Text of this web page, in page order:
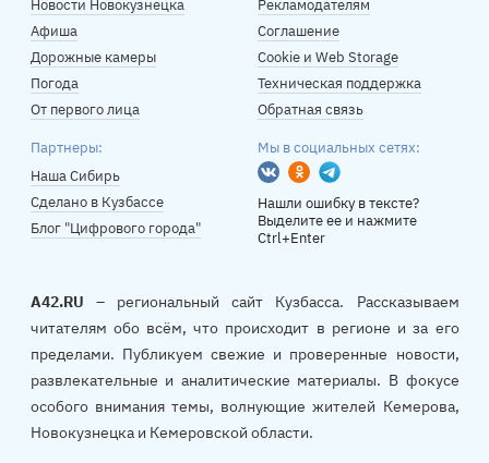
Новости Новокузнецка
Афиша
Дорожные камеры
Погода
От первого лица
Рекламодателям
Соглашение
Cookie и Web Storage
Техническая поддержка
Обратная связь
Партнеры:
Наша Сибирь
Сделано в Кузбассе
Блог "Цифрового города"
Мы в социальных сетях:
Вконтакте
Одноклассники
Telegram
Нашли ошибку в тексте?
Выделите ее и нажмите
Ctrl+Enter
A42.RU – региональный сайт Кузбасса. Рассказываем
читателям обо всём, что происходит в регионе и за его
пределами. Публикуем свежие и проверенные новости,
развлекательные и аналитические материалы. В фокусе
особого внимания темы, волнующие жителей Кемерова,
Новокузнецка и Кемеровской области.